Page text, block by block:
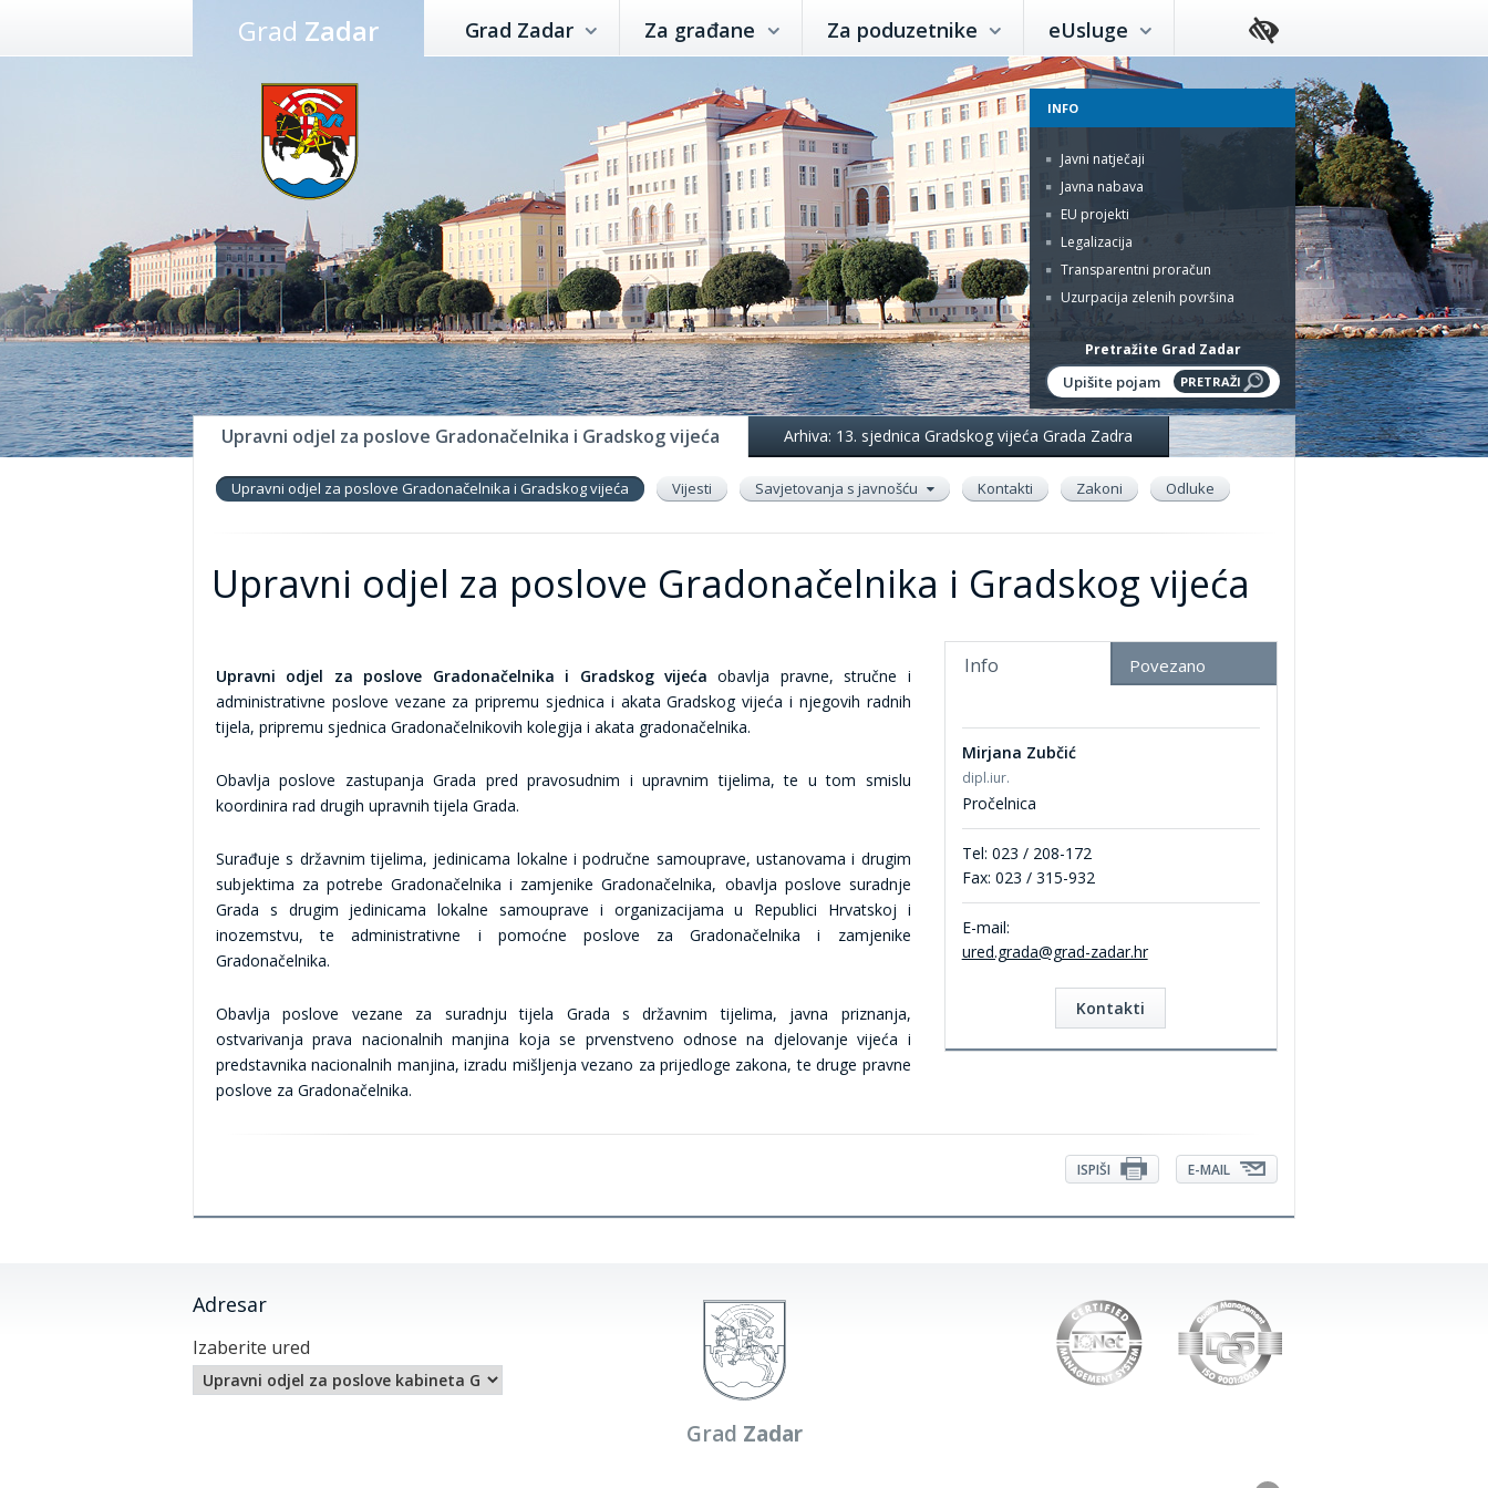
Preskoči
Grad Zadar Grad Zadar Za građane Za poduzetnike eUsluge
INFO
Javni natječaji
Javna nabava
EU projekti
Legalizacija
Transparentni proračun
Uzurpacija zelenih površina
Pretražite Grad Zadar
Upravni odjel za poslove Gradonačelnika i Gradskog vijeća Arhiva: 13. sjednica Gradskog vijeća Grada Zadra
Upravni odjel za poslove Gradonačelnika i Gradskog vijeća Vijesti Savjetovanja s javnošću Kontakti Zakoni Odluke
Upravni odjel za poslove Gradonačelnika i Gradskog vijeća
Upravni odjel za poslove Gradonačelnika i Gradskog vijeća obavlja pravne, stručne i
administrativne poslove vezane za pripremu sjednica i akata Gradskog vijeća i njegovih radnih
tijela, pripremu sjednica Gradonačelnikovih kolegija i akata gradonačelnika.
Obavlja poslove zastupanja Grada pred pravosudnim i upravnim tijelima, te u tom smislu
koordinira rad drugih upravnih tijela Grada.
Surađuje s državnim tijelima, jedinicama lokalne i područne samouprave, ustanovama i drugim
subjektima za potrebe Gradonačelnika i zamjenike Gradonačelnika, obavlja poslove suradnje
Grada s drugim jedinicama lokalne samouprave i organizacijama u Republici Hrvatskoj i
inozemstvu, te administrativne i pomoćne poslove za Gradonačelnika i zamjenike
Gradonačelnika.
Obavlja poslove vezane za suradnju tijela Grada s državnim tijelima, javna priznanja,
ostvarivanja prava nacionalnih manjina koja se prvenstveno odnose na djelovanje vijeća i
predstavnika nacionalnih manjina, izradu mišljenja vezano za prijedloge zakona, te druge pravne
poslove za Gradonačelnika.
Info Povezano
Mirjana Zubčić
dipl.iur.
Pročelnica
Tel: 023 / 208-172
Fax: 023 / 315-932
E-mail:
ured.grada@grad-zadar.hr
Kontakti
E-MAIL
ISPIŠI
Adresar
Izaberite ured
Grad Zadar